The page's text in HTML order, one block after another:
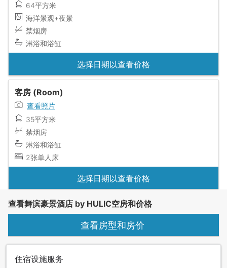
64平方米
海洋景观+夜景
禁烟房
淋浴和浴缸
选择日期以查看价格
客房 (Room)
查看照片
35平方米
禁烟房
淋浴和浴缸
2张单人床
选择日期以查看价格
查看舞滨豪景酒店 by HULIC空房和价格
查看房型和房价
住宿设施服务